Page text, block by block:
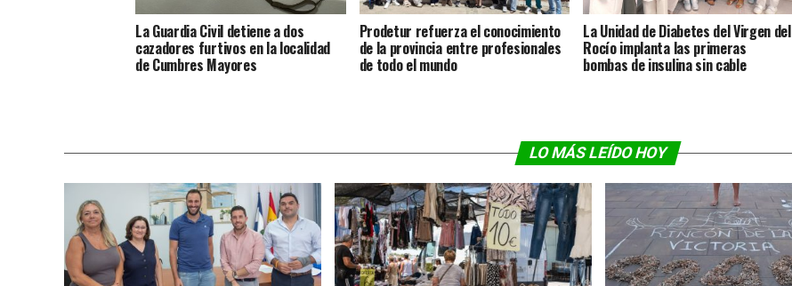
La Guardia Civil detiene a dos
cazadores furtivos en la localidad
de Cumbres Mayores
Prodetur refuerza el conocimiento
de la provincia entre profesionales
de todo el mundo
La Unidad de Diabetes del Virgen del
Rocío implanta las primeras
bombas de insulina sin cable
LO MÁS LEÍDO HOY